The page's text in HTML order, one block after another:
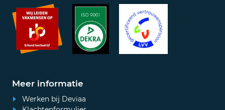
Meer informatie
Werken bij Deviaa